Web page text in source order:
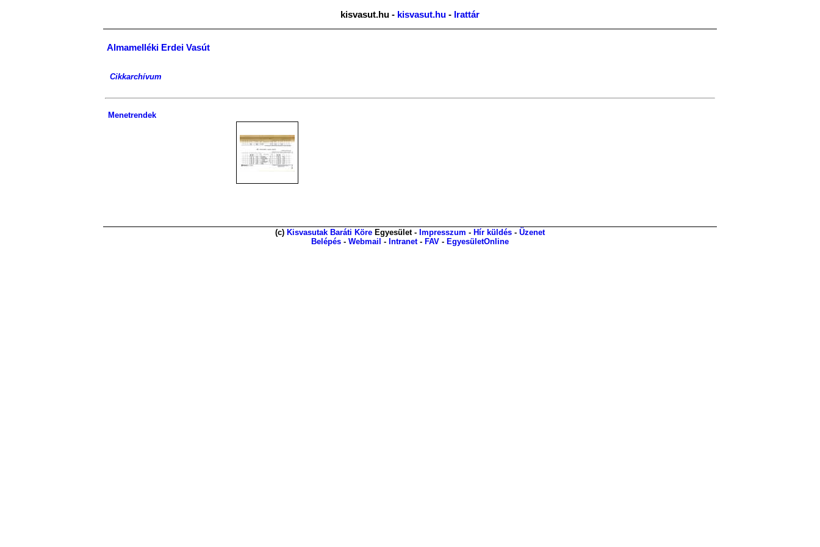
kisvasut.hu - kisvasut.hu - Irattár
Almamelléki Erdei Vasút
Cikkarchívum
Menetrendek
(c) Kisvasutak Baráti Köre Egyesület - Impresszum - Hír küldés - Üzenet
Belépés - Webmail - Intranet- FAV - EgyesületOnline